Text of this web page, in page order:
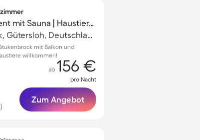
Kinderfreundliches Apartment mit Sauna | Haustiere erlaubt
Schloß Holte-Stukenbrock, Gütersloh, Deutschland
mit Balkon und
willkommen!
ab 156 €
pro Nacht
Zum Angebot